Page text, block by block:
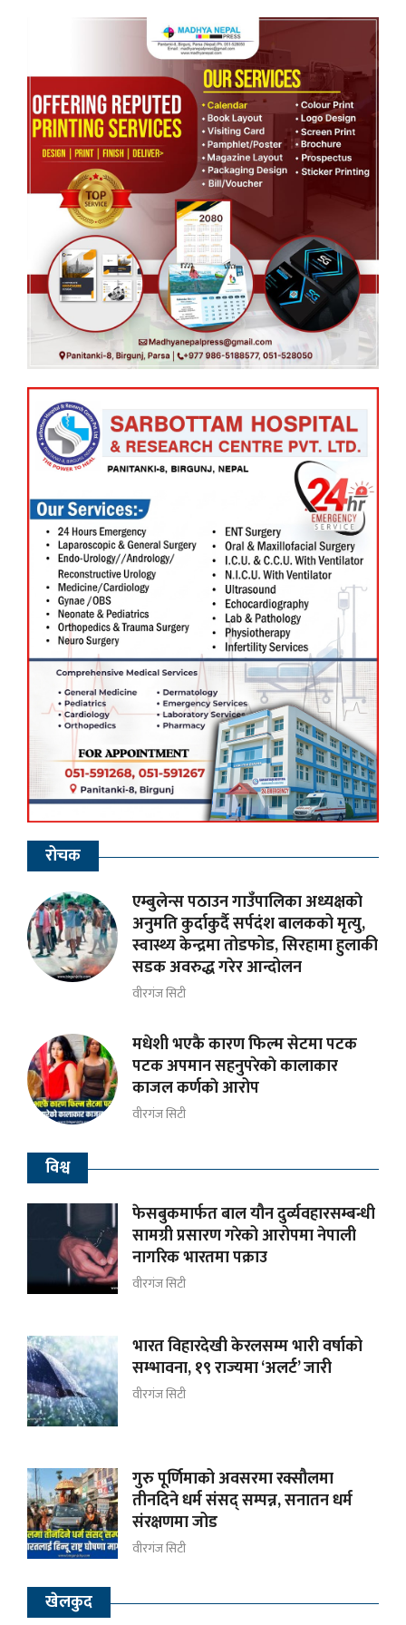
रोचक
एम्बुलेन्स पठाउन गाउँपालिका अध्यक्षकाे
अनुमति कुर्दाकुर्दै सर्पदंश बालकको मृत्यु,
स्वास्थ्य केन्द्रमा तोडफोड, सिरहामा हुलाकी
सडक अवरुद्ध गरेर आन्दोलन
वीरगंज सिटी
मधेशी भएकै कारण फिल्म सेटमा पटक
पटक अपमान सहनुपरेकाे कालाकार
काजल कर्णकाे आरोप
वीरगंज सिटी
विश्व
फेसबुकमार्फत बाल यौन दुर्व्यवहारसम्बन्धी
सामग्री प्रसारण गरेको आरोपमा नेपाली
नागरिक भारतमा पक्राउ
वीरगंज सिटी
भारत विहारदेखी केरलसम्म भारी वर्षाको
सम्भावना, १९ राज्यमा ‘अलर्ट’ जारी
वीरगंज सिटी
गुरु पूर्णिमाको अवसरमा रक्सौलमा
तीनदिने धर्म संसद् सम्पन्न, सनातन धर्म
संरक्षणमा जोड
वीरगंज सिटी
खेलकुद